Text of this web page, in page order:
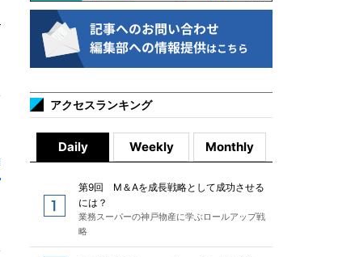
アクセスランキング
Daily Weekly Monthly
第9回 M＆Aを成長戦略として成功させる
には？
業務スーパーの神戸物産に学ぶロールアップ戦
略